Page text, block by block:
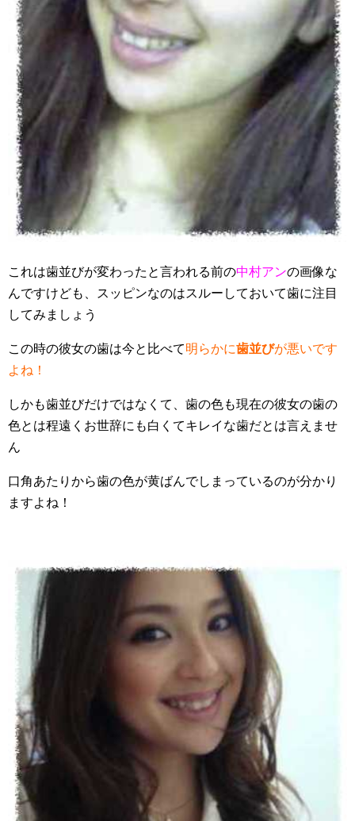
これは歯並びが変わったと言われる前の中村アンの画像な
んですけども、スッピンなのはスルーしておいて歯に注目
してみましょう
この時の彼女の歯は今と比べて明らかに歯並びが悪いです
よね！
しかも歯並びだけではなくて、歯の色も現在の彼女の歯の
色とは程遠くお世辞にも白くてキレイな歯だとは言えませ
ん
口角あたりから歯の色が黄ばんでしまっているのが分かり
ますよね！